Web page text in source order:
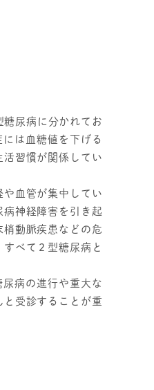
尿病に分かれてお
は血糖値を下げる
習慣が関係してい
血管が集中してい
神経障害を引き起
動脈疾患などの危
べて２型糖尿病と
病の進行や重大な
受診することが重